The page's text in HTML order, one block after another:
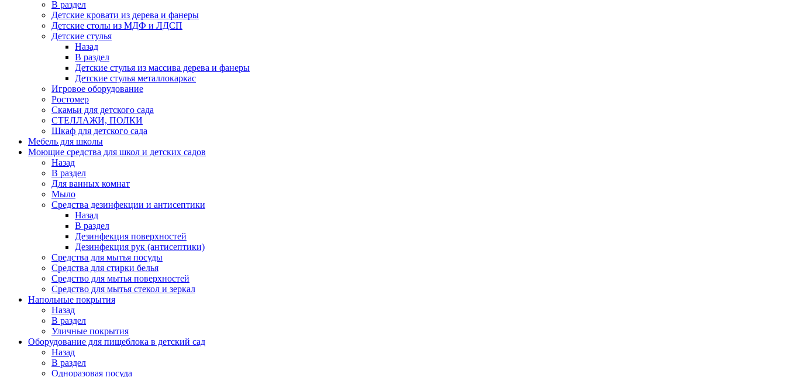
В раздел
Детские кровати из дерева и фанеры
Детские столы из МДФ и ЛДСП
Детские стулья
Назад
В раздел
Детские стулья из массива дерева и фанеры
Детские стулья металлокаркас
Игровое оборудование
Ростомер
Скамьи для детского сада
СТЕЛЛАЖИ, ПОЛКИ
Шкаф для детского сада
Мебель для школы
Моющие средства для школ и детских садов
Назад
В раздел
Для ванных комнат
Мыло
Средства дезинфекции и антисептики
Назад
В раздел
Дезинфекция поверхностей
Дезинфекция рук (антисептики)
Средства для мытья посуды
Средства для стирки белья
Средство для мытья поверхностей
Средство для мытья стекол и зеркал
Напольные покрытия
Назад
В раздел
Уличные покрытия
Оборудование для пищеблока в детский сад
Назад
В раздел
Одноразовая посуда